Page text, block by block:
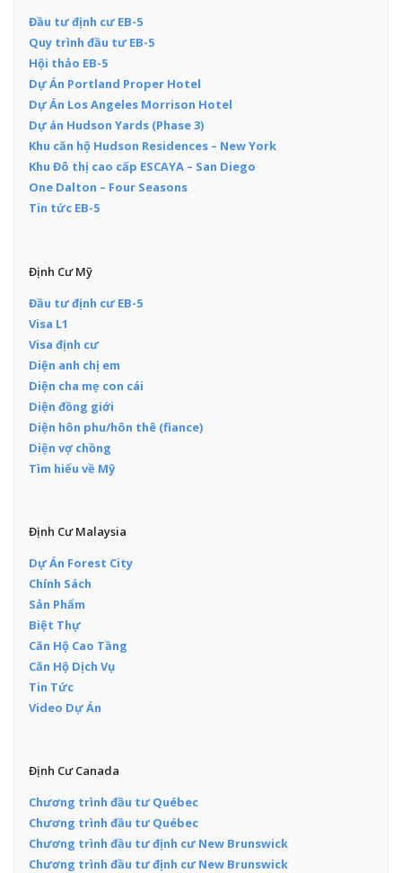
Đầu tư định cư EB-5
Quy trình đầu tư EB-5
Hội thảo EB-5
Dự Án Portland Proper Hotel
Dự Án Los Angeles Morrison Hotel
Dự án Hudson Yards (Phase 3)
Khu căn hộ Hudson Residences – New York
Khu Đô thị cao cấp ESCAYA – San Diego
One Dalton – Four Seasons
Tin tức EB-5
Định Cư Mỹ
Đầu tư định cư EB-5
Visa L1
Visa định cư
Diện anh chị em
Diện cha mẹ con cái
Diện đồng giới
Diện hôn phu/hôn thê (fiance)
Diện vợ chồng
Tìm hiểu về Mỹ
Định Cư Malaysia
Dự Án Forest City
Chính Sách
Sản Phẩm
Biệt Thự
Căn Hộ Cao Tầng
Căn Hộ Dịch Vụ
Tin Tức
Video Dự Án
Định Cư Canada
Chương trình đầu tư Québec
Chương trình đầu tư Québec
Chương trình đầu tư định cư New Brunswick
Chương trình đầu tư định cư New Brunswick